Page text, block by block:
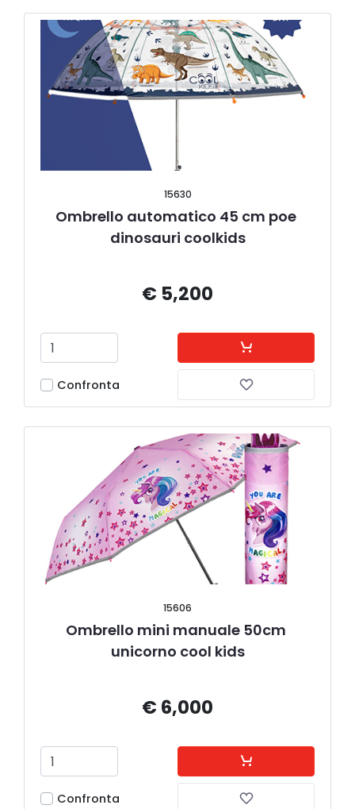
15630
Ombrello automatico 45 cm poe
dinosauri coolkids
€ 5,200
Confronta
15606
Ombrello mini manuale 50cm
unicorno cool kids
€ 6,000
Confronta